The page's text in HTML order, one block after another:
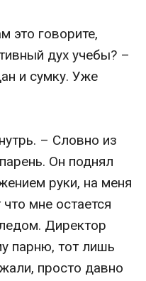
это говорите,
дух учебы? –
и сумку. Уже
– Словно из
Он поднял
руки, на меня
мне остается
Директор
парню, тот лишь
просто давно